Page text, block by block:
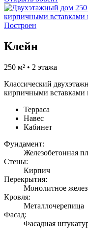
Построен
Клейн
250 м² • 2 этажа
Классический
кирпичными вставками
Терраса
Навес
Кабинет
Фундамент:
Железобетонная
Стены:
Кирпич
Перекрытия:
Монолитное
Кровля:
Металлочерепица
Фасад:
Фасадная